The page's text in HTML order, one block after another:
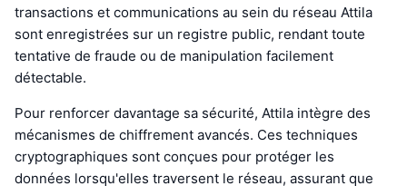
transactions et communications au sein du réseau Attila
sont enregistrées sur un registre public, rendant toute
tentative de fraude ou de manipulation facilement
détectable.
Pour renforcer davantage sa sécurité, Attila intègre des
mécanismes de chiffrement avancés. Ces techniques
cryptographiques sont conçues pour protéger les
données lorsqu'elles traversent le réseau, assurant que